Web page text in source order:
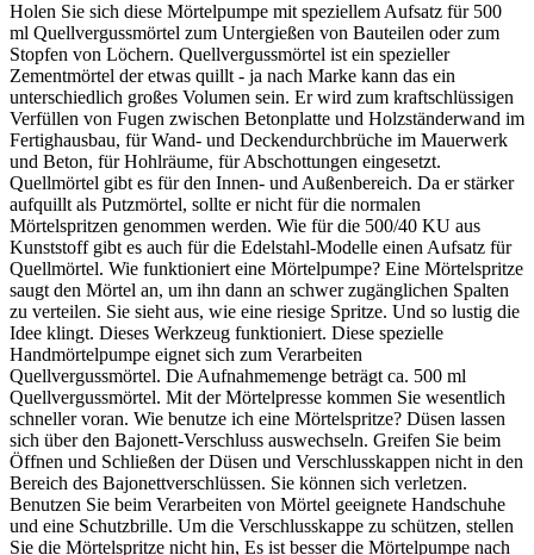
Holen Sie sich diese Mörtelpumpe mit speziellem Aufsatz für 500
ml Quellvergussmörtel zum Untergießen von Bauteilen oder zum
Stopfen von Löchern. Quellvergussmörtel ist ein spezieller
Zementmörtel der etwas quillt - ja nach Marke kann das ein
unterschiedlich großes Volumen sein. Er wird zum kraftschlüssigen
Verfüllen von Fugen zwischen Betonplatte und Holzständerwand im
Fertighausbau, für Wand- und Deckendurchbrüche im Mauerwerk
und Beton, für Hohlräume, für Abschottungen eingesetzt.
Quellmörtel gibt es für den Innen- und Außenbereich. Da er stärker
aufquillt als Putzmörtel, sollte er nicht für die normalen
Mörtelspritzen genommen werden. Wie für die 500/40 KU aus
Kunststoff gibt es auch für die Edelstahl-Modelle einen Aufsatz für
Quellmörtel. Wie funktioniert eine Mörtelpumpe? Eine Mörtelspritze
saugt den Mörtel an, um ihn dann an schwer zugänglichen Spalten
zu verteilen. Sie sieht aus, wie eine riesige Spritze. Und so lustig die
Idee klingt. Dieses Werkzeug funktioniert. Diese spezielle
Handmörtelpumpe eignet sich zum Verarbeiten
Quellvergussmörtel. Die Aufnahmemenge beträgt ca. 500 ml
Quellvergussmörtel. Mit der Mörtelpresse kommen Sie wesentlich
schneller voran. Wie benutze ich eine Mörtelspritze? Düsen lassen
sich über den Bajonett-Verschluss auswechseln. Greifen Sie beim
Öffnen und Schließen der Düsen und Verschlusskappen nicht in den
Bereich des Bajonettverschlüssen. Sie können sich verletzen.
Benutzen Sie beim Verarbeiten von Mörtel geeignete Handschuhe
und eine Schutzbrille. Um die Verschlusskappe zu schützen, stellen
Sie die Mörtelspritze nicht hin, Es ist besser die Mörtelpumpe nach